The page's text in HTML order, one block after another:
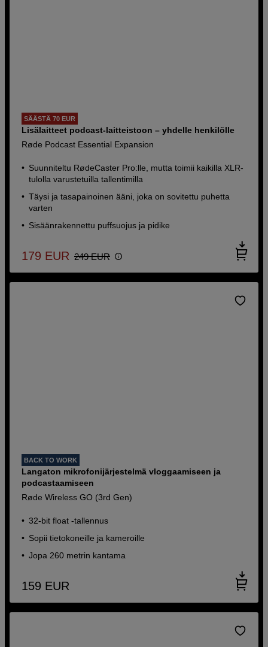
SÄÄSTÄ 70 EUR
Lisälaitteet podcast-laitteistoon – yhdelle henkilölle
Røde Podcast Essential Expansion
Suunniteltu RødeCaster Pro:lle, mutta toimii kaikilla XLR-
tulolla varustetuilla tallentimilla
Täysi ja tasapainoinen ääni, joka on sovitettu puhetta
varten
Sisäänrakennettu puffsuojus ja pidike
179 EUR 249 EUR
BACK TO WORK
Langaton mikrofonijärjestelmä vloggaamiseen ja
podcastaamiseen
Røde Wireless GO (3rd Gen)
32-bit float -tallennus
Sopii tietokoneille ja kameroille
Jopa 260 metrin kantama
159 EUR